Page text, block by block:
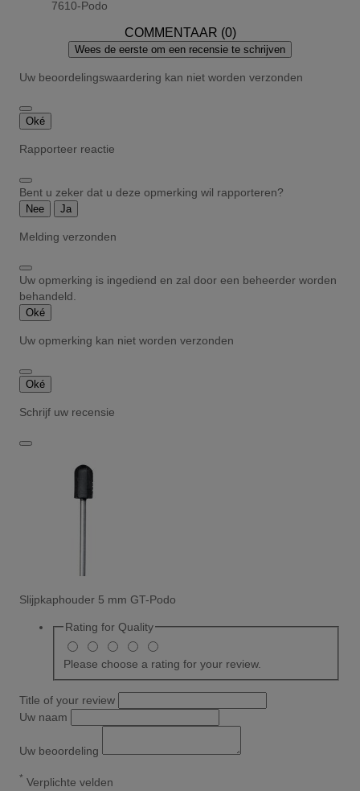
7610-Podo
COMMENTAAR (0)
Wees de eerste om een recensie te schrijven
Uw beoordelingswaardering kan niet worden verzonden
Oké
Rapporteer reactie
Bent u zeker dat u deze opmerking wil rapporteren?
Nee Ja
Melding verzonden
Uw opmerking is ingediend en zal door een beheerder worden
behandeld.
Oké
Uw opmerking kan niet worden verzonden
Oké
Schrijf uw recensie
Slijpkaphouder 5 mm GT-Podo
Rating for Quality
Please choose a rating for your review.
Title of your review
Uw naam
Uw beoordeling
* Verplichte velden